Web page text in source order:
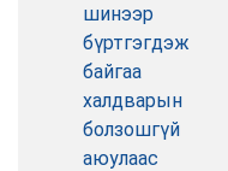
шинээр
бүртгэгдэж
байгаа
халдварын
болзошгүй
аюулаас